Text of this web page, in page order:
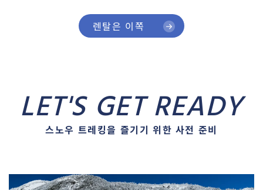
렌탈은 이쪽
LET'S GET READY
스노우 트레킹을 즐기기 위한 사전 준비